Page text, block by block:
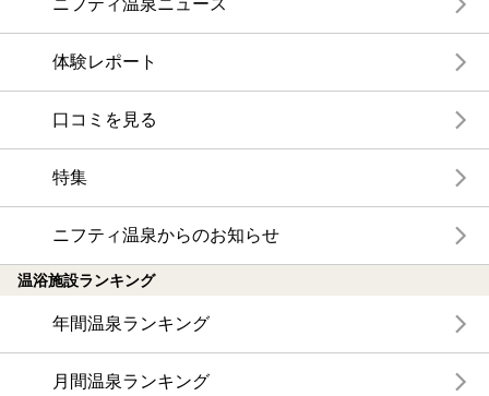
体験レポート
口コミを見る
特集
ニフティ温泉からのお知らせ
温浴施設ランキング
年間温泉ランキング
月間温泉ランキング